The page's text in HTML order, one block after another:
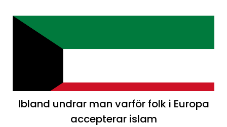
Ibland undrar man varför folk i Europa
accepterar islam